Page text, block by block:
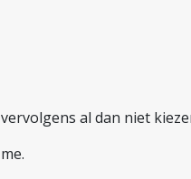
al dan niet